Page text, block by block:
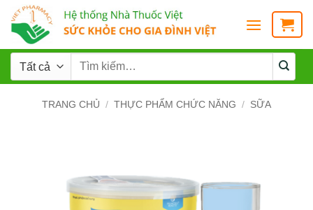
TRANG CHỦ / THỰC PHẨM CHỨC NĂNG / SỮA